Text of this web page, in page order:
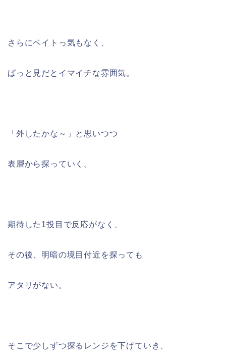
さらにベイトっ気もなく、
ぱっと見だとイマイチな雰囲気。
「外したかな～」と思いつつ
表層から探っていく。
期待した1投目で反応がなく、
その後、明暗の境目付近を探っても
アタリがない。
そこで少しずつ探るレンジを下げていき、